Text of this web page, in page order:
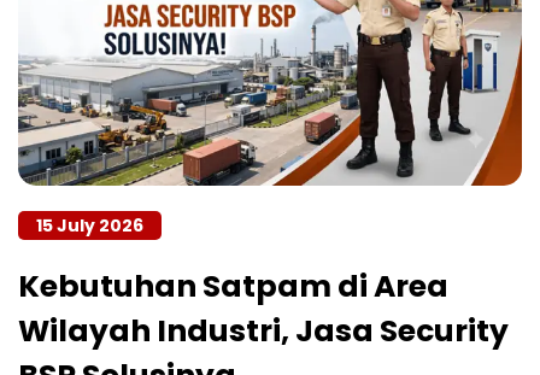
15 July 2026
Kebutuhan Satpam di Area
Wilayah Industri, Jasa Security